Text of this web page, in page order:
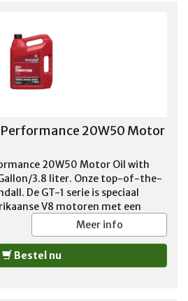
20W50 Motor
20W50 Motor Oil with
Gallon/3.8 liter. Onze top-of-the-
De GT-1 serie is speciaal
V8 motoren met een
groter vermogen. De speciale
meer een verhoogd zink
onder zware
Overigens adviseren wij deze
Meer info
Bestel nu